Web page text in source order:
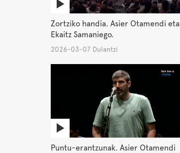
Zortziko handia. Asier Otamendi eta
Ekaitz Samaniego.
2026-03-07 Dulantzi
Puntu-erantzunak. Asier Otamendi